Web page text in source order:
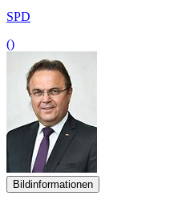
SPD
()
Bildinformationen